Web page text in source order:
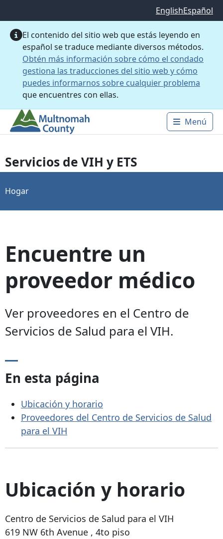
EnglishEspañol
El contenido del sitio web que estás leyendo en
español se traduce mediante diversos métodos.
Obtén más información sobre cómo el condado
gestiona las traducciones del sitio web y cómo
puedes informarnos sobre cualquier problema
que encuentres con ellas.
Main
Menú
Servicios de VIH y ETS
Hogar
Encuentre un
proveedor médico
Ver proveedores en el Centro de
Servicios de Salud para el VIH.
En esta página
Ubicación y horario
Proveedores del Centro de Servicios de Salud
para el VIH
Ubicación y horario
Centro de Servicios de Salud para el VIH
619 NW 6th Avenue , 4to piso